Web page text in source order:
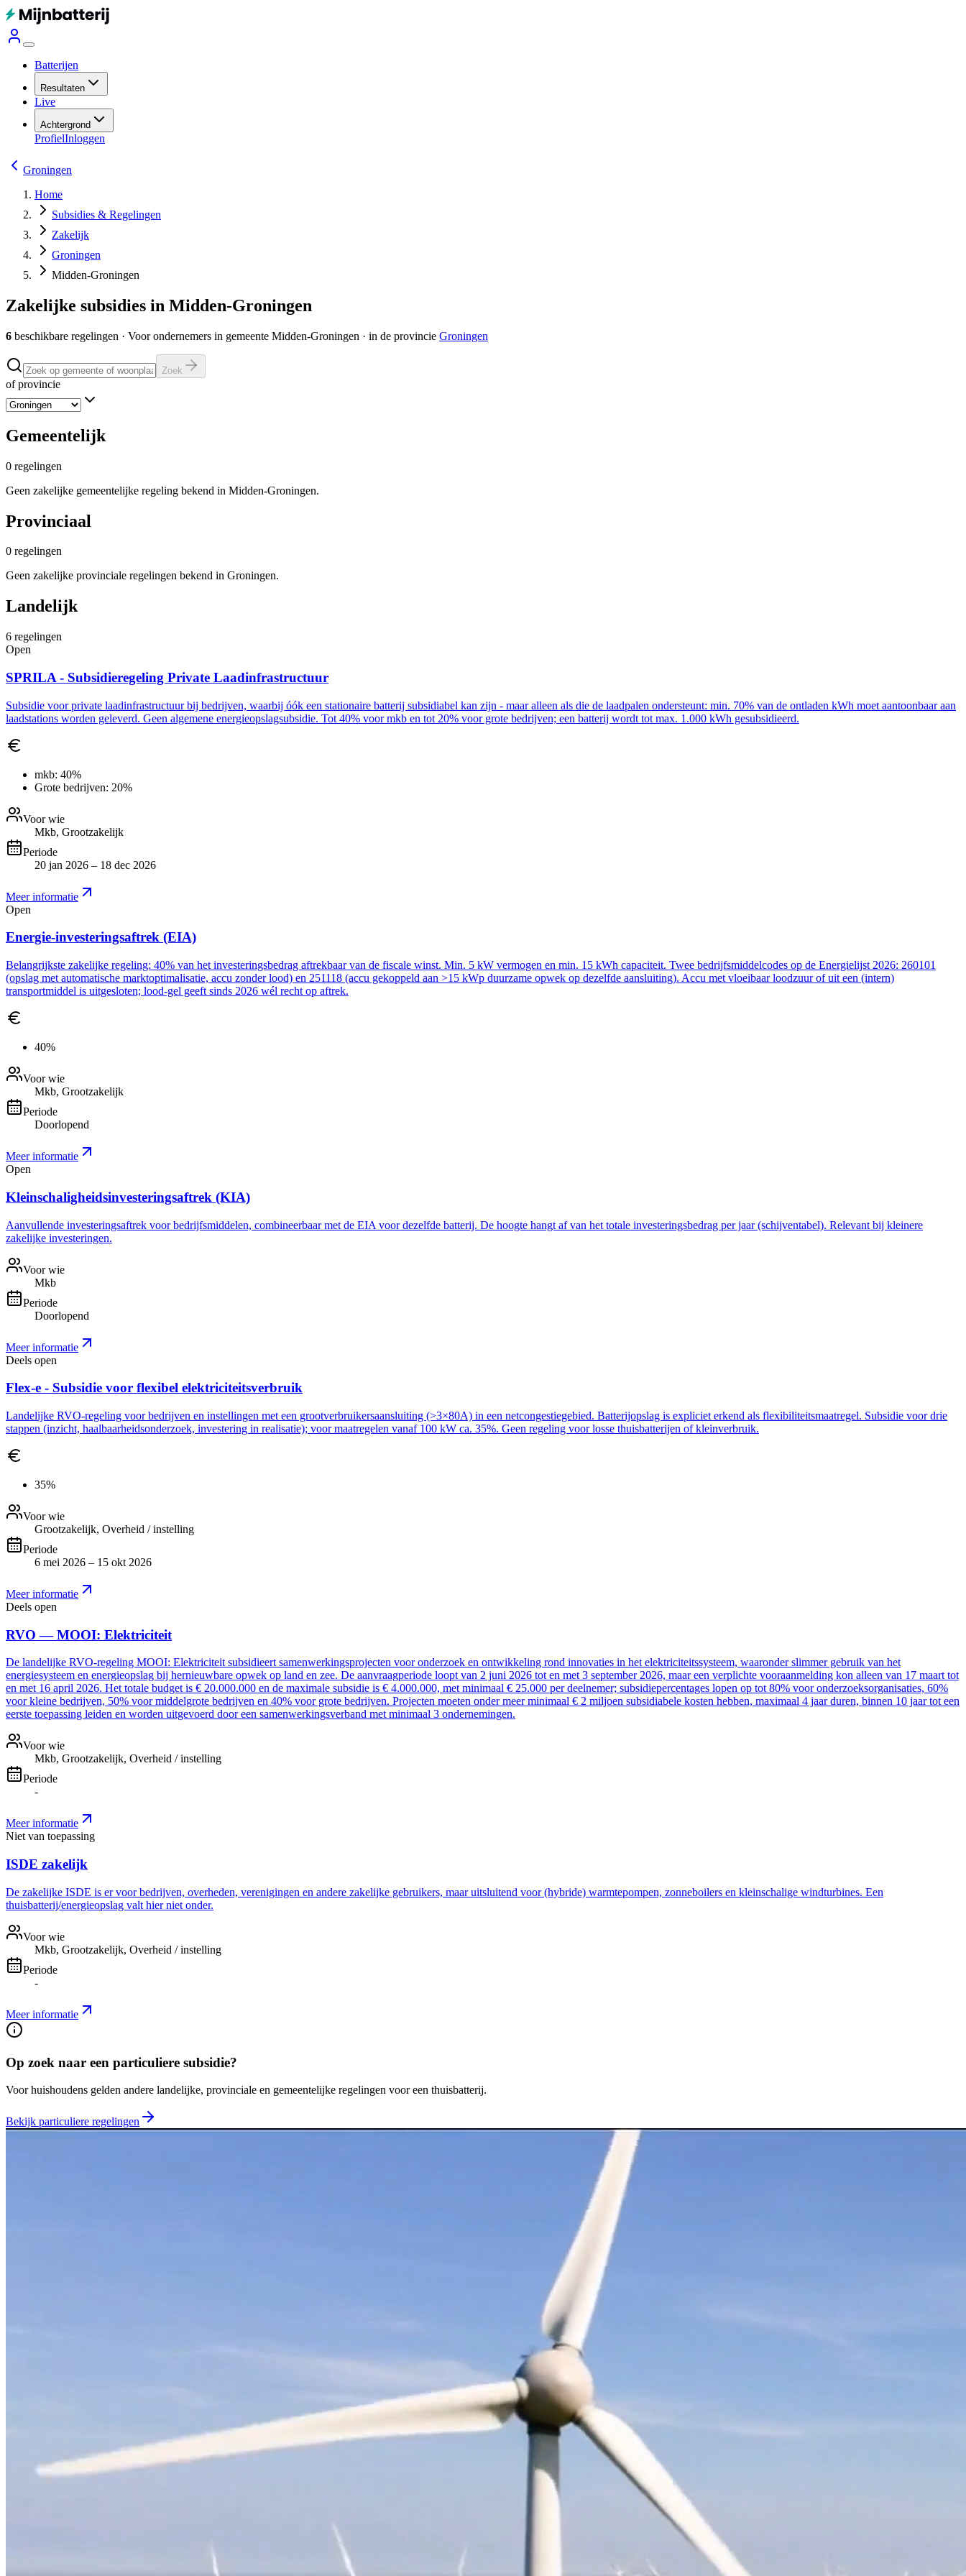
Batterijen
Resultaten
Live
Achtergrond
ProfielInloggen
Groningen
Home
Subsidies & Regelingen
Zakelijk
Groningen
Midden-Groningen
Zakelijke subsidies in Midden-Groningen
6 beschikbare regelingen · Voor ondernemers in gemeente Midden-Groningen · in de provincie Groningen
Zoek
of provincie
Gemeentelijk
0 regelingen
Geen zakelijke gemeentelijke regeling bekend in Midden-Groningen.
Provinciaal
0 regelingen
Geen zakelijke provinciale regelingen bekend in Groningen.
Landelijk
6 regelingen
Open
SPRILA - Subsidieregeling Private Laadinfrastructuur
Subsidie voor private laadinfrastructuur bij bedrijven, waarbij óók een stationaire batterij subsidiabel kan zijn - maar alleen als die de laadpalen ondersteunt: min. 70% van de ontladen kWh moet aantoonbaar aan
laadstations worden geleverd. Geen algemene energieopslagsubsidie. Tot 40% voor mkb en tot 20% voor grote bedrijven; een batterij wordt tot max. 1.000 kWh gesubsidieerd.
mkb: 40%
Grote bedrijven: 20%
Voor wie
Mkb, Grootzakelijk
Periode
20 jan 2026 – 18 dec 2026
Meer informatie
Open
Energie-investeringsaftrek (EIA)
Belangrijkste zakelijke regeling: 40% van het investeringsbedrag aftrekbaar van de fiscale winst. Min. 5 kW vermogen en min. 15 kWh capaciteit. Twee bedrijfsmiddelcodes op de Energielijst 2026: 260101
(opslag met automatische marktoptimalisatie, accu zonder lood) en 251118 (accu gekoppeld aan >15 kWp duurzame opwek op dezelfde aansluiting). Accu met vloeibaar loodzuur of uit een (intern)
transportmiddel is uitgesloten; lood-gel geeft sinds 2026 wél recht op aftrek.
40%
Voor wie
Mkb, Grootzakelijk
Periode
Doorlopend
Meer informatie
Open
Kleinschaligheidsinvesteringsaftrek (KIA)
Aanvullende investeringsaftrek voor bedrijfsmiddelen, combineerbaar met de EIA voor dezelfde batterij. De hoogte hangt af van het totale investeringsbedrag per jaar (schijventabel). Relevant bij kleinere
zakelijke investeringen.
Voor wie
Mkb
Periode
Doorlopend
Meer informatie
Deels open
Flex-e - Subsidie voor flexibel elektriciteitsverbruik
Landelijke RVO-regeling voor bedrijven en instellingen met een grootverbruikersaansluiting (>3×80A) in een netcongestiegebied. Batterijopslag is expliciet erkend als flexibiliteitsmaatregel. Subsidie voor drie
stappen (inzicht, haalbaarheidsonderzoek, investering in realisatie); voor maatregelen vanaf 100 kW ca. 35%. Geen regeling voor losse thuisbatterijen of kleinverbruik.
35%
Voor wie
Grootzakelijk, Overheid / instelling
Periode
6 mei 2026 – 15 okt 2026
Meer informatie
Deels open
RVO — MOOI: Elektriciteit
De landelijke RVO-regeling MOOI: Elektriciteit subsidieert samenwerkingsprojecten voor onderzoek en ontwikkeling rond innovaties in het elektriciteitssysteem, waaronder slimmer gebruik van het
energiesysteem en energieopslag bij hernieuwbare opwek op land en zee. De aanvraagperiode loopt van 2 juni 2026 tot en met 3 september 2026, maar een verplichte vooraanmelding kon alleen van 17 maart tot
en met 16 april 2026. Het totale budget is € 20.000.000 en de maximale subsidie is € 4.000.000, met minimaal € 25.000 per deelnemer; subsidiepercentages lopen op tot 80% voor onderzoeksorganisaties, 60%
voor kleine bedrijven, 50% voor middelgrote bedrijven en 40% voor grote bedrijven. Projecten moeten onder meer minimaal € 2 miljoen subsidiabele kosten hebben, maximaal 4 jaar duren, binnen 10 jaar tot een
eerste toepassing leiden en worden uitgevoerd door een samenwerkingsverband met minimaal 3 ondernemingen.
Voor wie
Mkb, Grootzakelijk, Overheid / instelling
Periode
-
Meer informatie
Niet van toepassing
ISDE zakelijk
De zakelijke ISDE is er voor bedrijven, overheden, verenigingen en andere zakelijke gebruikers, maar uitsluitend voor (hybride) warmtepompen, zonneboilers en kleinschalige windturbines. Een
thuisbatterij/energieopslag valt hier niet onder.
Voor wie
Mkb, Grootzakelijk, Overheid / instelling
Periode
-
Meer informatie
Op zoek naar een particuliere subsidie?
Voor huishoudens gelden andere landelijke, provinciale en gemeentelijke regelingen voor een thuisbatterij.
Bekijk particuliere regelingen